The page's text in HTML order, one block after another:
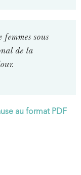
sous
de la
au format PDF